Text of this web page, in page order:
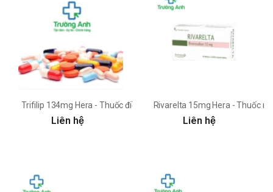
Trifilip 134mg Hera - Thuốc điều trị tăng lipid máu hiệu quả
Liên hệ
Rivarelta 15mg Hera - Thuốc
Liên hệ